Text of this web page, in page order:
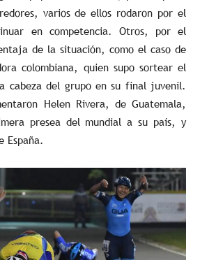
varios de ellos rodaron por el
en competencia. Otros, por el
de la situación, como el caso de
colombiana, quien supo sortear el
cabeza del grupo en su final juvenil.
Helen Rivera, de Guatemala,
presea del mundial a su país, y
España.